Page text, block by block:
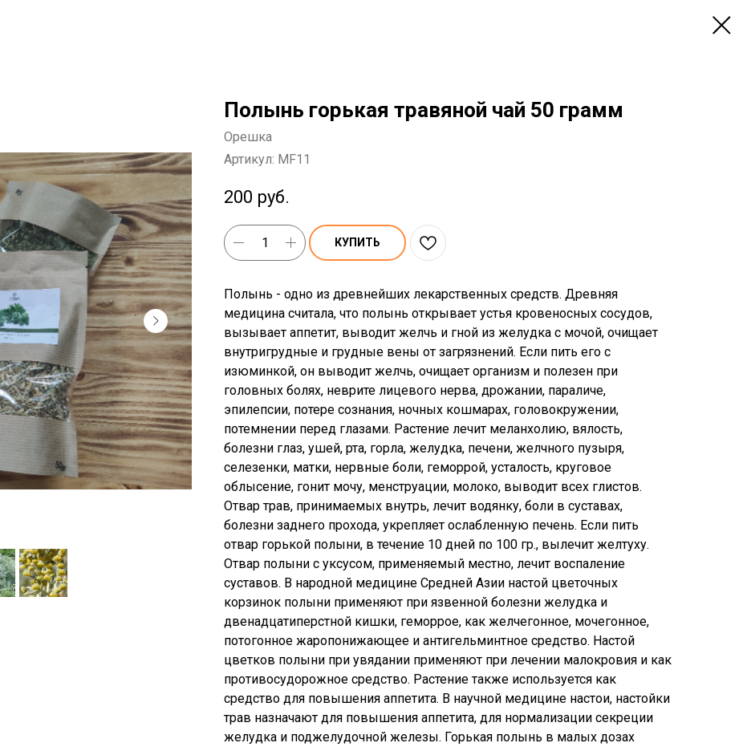
Полынь горькая травяной чай 50 грамм
Орешка
Артикул: MF11
200 руб.
КУПИТЬ
Полынь - одно из древнейших лекарственных средств. Древняя
медицина считала, что полынь открывает устья кровеносных сосудов,
вызывает аппетит, выводит желчь и гной из желудка с мочой, очищает
внутригрудные и грудные вены от загрязнений. Если пить его с
изюминкой, он выводит желчь, очищает организм и полезен при
головных болях, неврите лицевого нерва, дрожании, параличе,
эпилепсии, потере сознания, ночных кошмарах, головокружении,
потемнении перед глазами. Растение лечит меланхолию, вялость,
болезни глаз, ушей, рта, горла, желудка, печени, желчного пузыря,
селезенки, матки, нервные боли, геморрой, усталость, круговое
облысение, гонит мочу, менструации, молоко, выводит всех глистов.
Отвар трав, принимаемых внутрь, лечит водянку, боли в суставах,
болезни заднего прохода, укрепляет ослабленную печень. Если пить
отвар горькой полыни, в течение 10 дней по 100 гр., вылечит желтуху.
Отвар полыни с уксусом, применяемый местно, лечит воспаление
суставов. В народной медицине Средней Азии настой цветочных
корзинок полыни применяют при язвенной болезни желудка и
двенадцатиперстной кишки, геморрое, как желчегонное, мочегонное,
потогонное жаропонижающее и антигельминтное средство. Настой
цветков полыни при увядании применяют при лечении малокровия и как
противосудорожное средство. Растение также используется как
средство для повышения аппетита. В научной медицине настои, настойки
трав назначают для повышения аппетита, для нормализации секреции
желудка и поджелудочной железы. Горькая полынь в малых дозах